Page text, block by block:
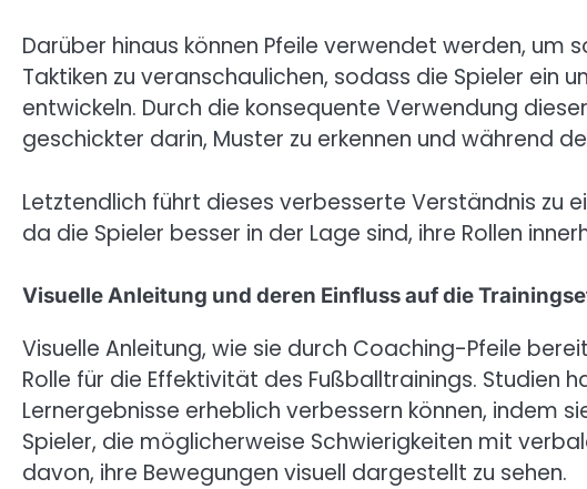
Darüber hinaus können Pfeile verwendet werden, um
Taktiken zu veranschaulichen, sodass die Spieler ein
entwickeln. Durch die konsequente Verwendung
geschickter darin, Muster zu erkennen und während
Letztendlich führt dieses verbesserte Verständnis zu
da die Spieler besser in der Lage sind, ihre Rollen
Visuelle Anleitung und deren Einfluss auf die
Visuelle Anleitung, wie sie durch Coaching-Pfeile
Rolle für die Effektivität des Fußballtrainings. Studien
Lernergebnisse erheblich verbessern können, indem
Spieler, die möglicherweise Schwierigkeiten mit
davon, ihre Bewegungen visuell dargestellt zu sehen.